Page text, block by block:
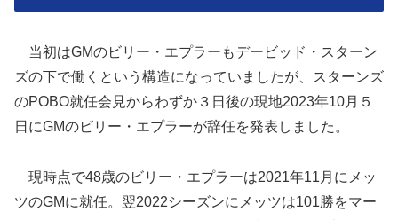
当初はGMのビリー・エプラーもデービッド・スターン
ズの下で働くという構造になっていましたが、スターンズ
のPOBO就任会見からわずか３日後の現地2023年10月５
日にGMのビリー・エプラーが辞任を発表しました。
現時点で48歳のビリー・エプラーは2021年11月にメッ
ツのGMに就任。翌2022シーズンにメッツは101勝をマー